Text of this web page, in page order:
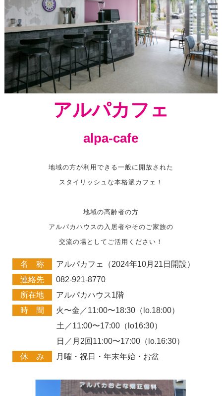
アルパカフェ
alpa-cafe
地域の方が利用できる一般に開放された
スタイリッシュな本格派カフェ！
地域の高齢者の方
アルパカハウスの入居者やそのご家族の
交流の場としてご活用ください！
名 称
アルパカフェ（2024年10月21日開設）
連絡先
082-921-8770
所在地
アルパカハウス1階
時 間
火〜金／11:00〜18:30（lo.18:00）
土／11:00〜17:00（lo16:30）
日／月2回11:00〜17:00（lo.16:30）
休 み
月曜・祝日・年末年始・お盆